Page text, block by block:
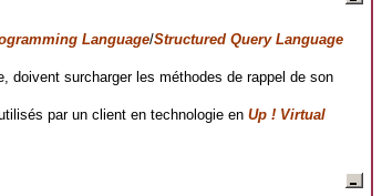
Language/Structured Query Language
doivent surcharger les méthodes de rappel de son
par un client en technologie en Up ! Virtual